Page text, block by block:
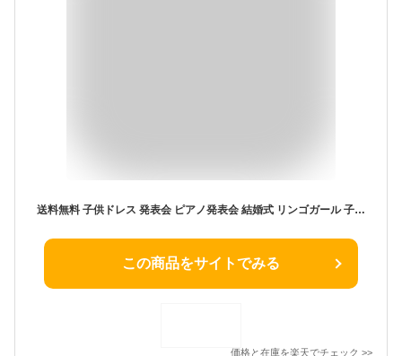
送料無料 子供ドレス 発表会 ピアノ発表会 結婚式 リンゴガール 子供パーティードレス 子供用発表会ドレス キッズドレス 結婚式 おしゃれ 尾付き ピアノ ドレス 子供
この商品をサイトでみる
価格と在庫を楽天でチェック >>